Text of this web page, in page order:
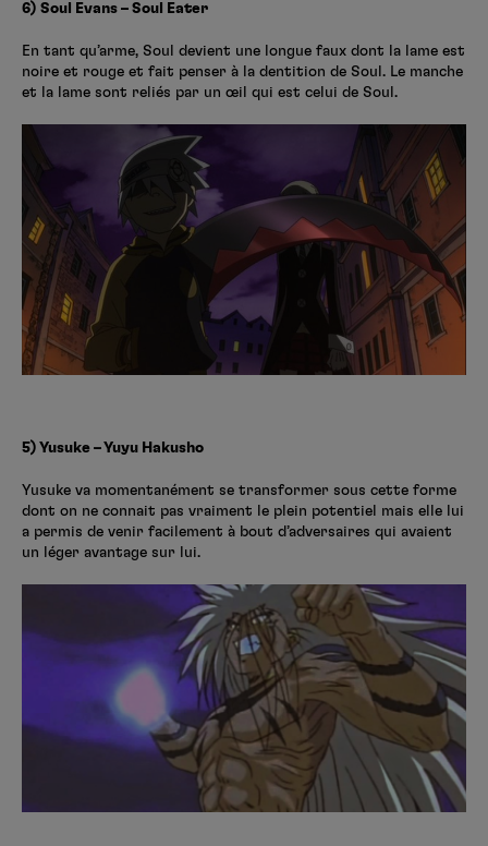
6) Soul Evans – Soul Eater
En tant qu’arme, Soul devient une longue faux dont la lame est
noire et rouge et fait penser à la dentition de Soul. Le manche
et la lame sont reliés par un œil qui est celui de Soul.
5) Yusuke – Yuyu Hakusho
Yusuke va momentanément se transformer sous cette forme
dont on ne connait pas vraiment le plein potentiel mais elle lui
a permis de venir facilement à bout d’adversaires qui avaient
un léger avantage sur lui.